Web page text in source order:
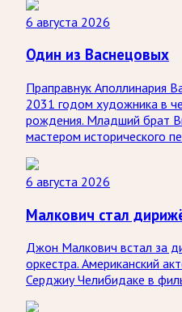
6 августа 2026
Один из Васнецовых
Праправнук Аполлинария
2031 годом художника в
рождения. Младший брат
мастером исторического
6 августа 2026
Малкович стал
Джон Малкович встал за
оркестра. Американский
Серджиу Челибидаке в